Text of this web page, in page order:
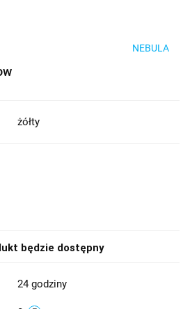
NEBULA
żółty
będzie dostępny
24 godziny